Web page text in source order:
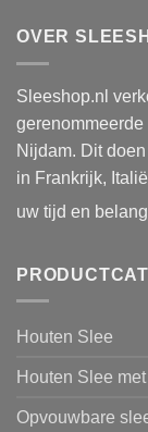
OVER
Sleeshop.nl
Nijdam. Dit
in Frankrijk,
uw tijd en
Houten Slee
Houten Slee
Opvouwbare